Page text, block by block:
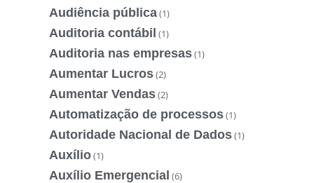
Audiência pública(1)
Auditoria contábil (1)
Auditoria nas empresas(1)
Aumentar Lucros(2)
Aumentar Vendas(2)
Automatização de processos(1)
Autoridade Nacional de Dados(1)
Auxílio(1)
Auxílio Emergencial (6)